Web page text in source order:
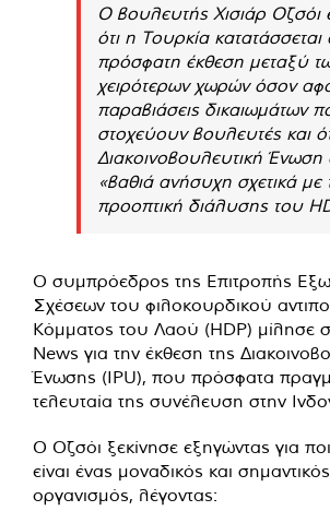
Ο βουλευτής Χισιάρ Οζσόι
ότι η Τουρκία
πρόσφατη έκθεση μεταξύ
χειρότερων χωρών όσον
παραβιάσεις δικαιωμάτων
στοχεύουν βουλευτές και
Διακοινοβουλευτική Ένωση
«βαθιά ανήσυχη σχετικά με
προοπτική διάλυσης του
Ο συμπρόεδρος της Επιτροπής
Σχέσεων του φιλοκουρδικού
Κόμματος του Λαού (HDP) μίλησε
News για την έκθεση της
Ένωσης (IPU), που πρόσφατα
τελευταία της συνέλευση στην
Ο Οζσόι ξεκίνησε εξηγώντας για
είναι ένας μοναδικός και
οργανισμός, λέγοντας: